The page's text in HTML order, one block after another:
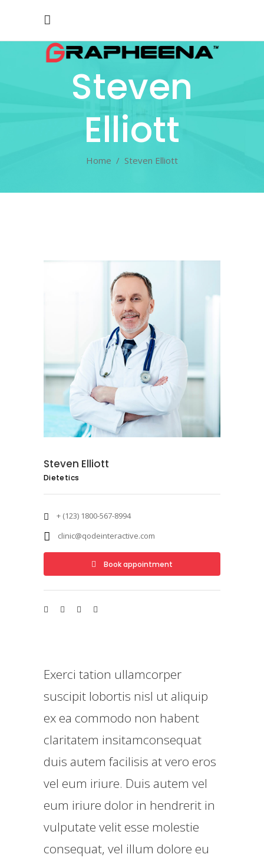
Steven
Elliott
Home / Steven Elliott
Steven Elliott
Dietetics
+ (123) 1800-567-8994
clinic@qodeinteractive.com
Book appointment
Exerci tation ullamcorper
suscipit lobortis nisl ut aliquip
ex ea commodo non habent
claritatem insitamconsequat
duis autem facilisis at vero eros
vel eum iriure. Duis autem vel
eum iriure dolor in hendrerit in
vulputate velit esse molestie
consequat, vel illum dolore eu